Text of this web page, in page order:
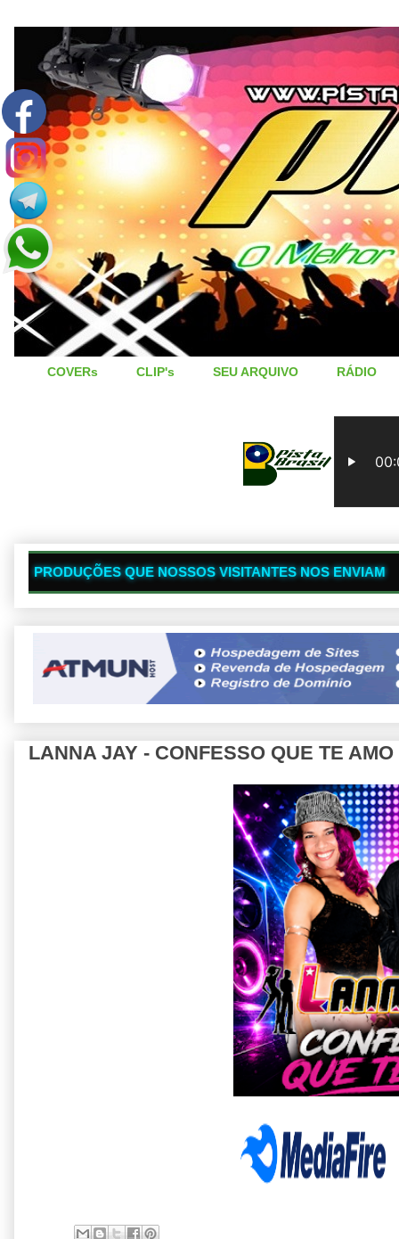
COVERs CLIP's SEU ARQUIVO RÁDIO
QUE NOSSOS VISITANTES NOS ENVIAM 🔥
LANNA JAY - CONFESSO QUE TE